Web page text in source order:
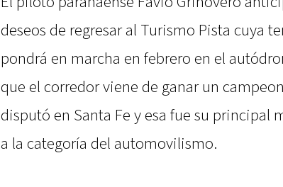
deseos de regresar al Turismo Pista cuya
pondrá en marcha en febrero en el
que el corredor viene de ganar un
disputó en Santa Fe y esa fue su principal
a la categoría del automovilismo.